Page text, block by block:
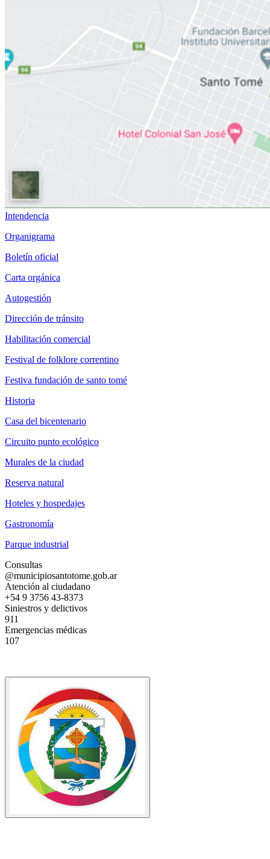
Intendencia
Organigrama
Boletín oficial
Carta orgánica
Autogestión
Dirección de tránsito
Habilitación comercial
Festival de folklore correntino
Festiva fundación de santo tomé
Historia
Casa del bicentenario
Circuito punto ecológico
Murales de la ciudad
Reserva natural
Hoteles y hospedajes
Gastronomía
Parque industrial
Consultas
@municipiosantotome.gob.ar
Atención al ciudadano
+54 9 3756 43-8373
Siniestros y delictivos
911
Emergencias médicas
107